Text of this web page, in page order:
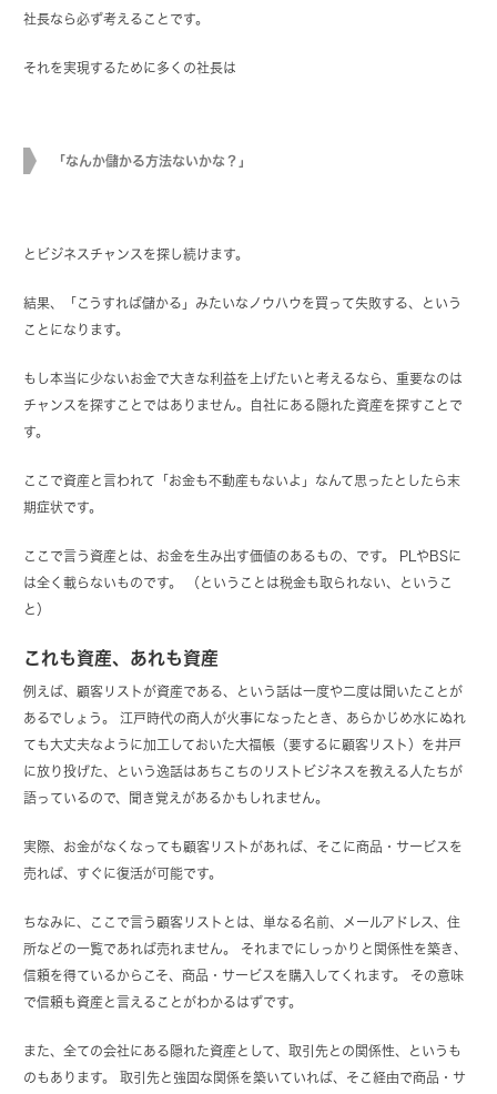
社長なら必ず考えることです。
それを実現するために多くの社長は
「なんか儲かる方法ないかな？」
とビジネスチャンスを探し続けます。
結果、「こうすれば儲かる」みたいなノウハウを買って失敗する、という
ことになります。
もし本当に少ないお金で大きな利益を上げたいと考えるなら、重要なのは
チャンスを探すことではありません。
自社にある隠れた資産を探すことで
す。
ここで資産と言われて「お金も不動産もないよ」なんて思ったとしたら末
期症状です。
ここで言う資産とは、お金を生み出す価値のあるもの、です。 PLやBSに
は全く載らないものです。 （ということは税金も取られない、というこ
と）
これも資産、あれも資産
例えば、顧客リストが資産である、という話は一度や二度は聞いたことが
あるでしょう。 江戸時代の商人が火事になったとき、あらかじめ水にぬれ
ても大丈夫なように加工しておいた大福帳（要するに顧客リスト）を井戸
に放り投げた、という逸話はあちこちのリストビジネスを教える人たちが
語っているので、聞き覚えがあるかもしれません。
実際、お金がなくなっても顧客リストがあれば、そこに商品・サービスを
売れば、すぐに復活が可能です。
ちなみに、ここで言う顧客リストとは、単なる名前、メールアドレス、住
所などの一覧であれば売れません。 それまでにしっかりと関係性を築き、
信頼を得ているからこそ、商品・サービスを購入してくれます。 その意味
で信頼も資産と言えることがわかるはずです。
また、全ての会社にある隠れた資産として、取引先との関係性、というも
のもあります。 取引先と強固な関係を築いていれば、そこ経由で商品・サ